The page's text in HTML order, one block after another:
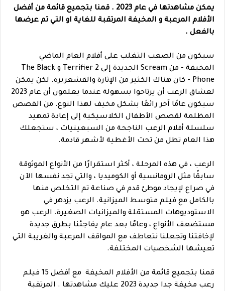
يمكن مشاهدتها في عام 2023 . قمنا بتجميع قائمة من أفضل
الأفلام المرعبة و المخيفة المرتقبة للغاية او التي تم عرضها
بالفعل .
سيكون من الصعب التغلب على أفلام العام الماضي
المخيفة - من Scream الجديدة إلى Terrifier 2 و The Black
Phone - كان هناك الكثير من الإثارة والقشعريرة. لكن يمكن
لعشاق الرعب أن يرتاحوا بسهولة عندما يعلمون أن عام 2023
سيكون عامًا آخر رائعًا بشكل مخيف لهذا النوع. من القصص
المظلمة لقصص الأطفال الكلاسيكية إلى إعادة تمهيد
سلسلة أفلام الرعب الناجحة من السبعينيات ، ستجعلك
هذا العام تطل من تحت الأغطية لأشهر قادمة.
الرعب ، في هذه المرحلة ، أكثر استقرارًا من الأنواع الموثوقة
سابقًا مثل الرومانسية أو الكوميديا ، والتي تجد نفسها الآن
في صراع لإيجاد موطئ قدم في صناعة تم التخلص منها
بالكامل مع فيلم متوسط الميزانية. الرعب يزدهر في
الاستوديوهات المستقلة والميزانيات الصغيرة. الرعب هو
مستضعف الأنواع ، وعامًا بعد عام يفاجئنا بطرق جديدة
لإخافتنا وتجعلنا نتعاطف مع المواقف المرعبة والغريبة التي
تعيشها الشخصيات المختلفة.
قمنا بتجميع قائمة من الأفلام المخيفة مع أفضل 15 فيلم
رعب مخيفة جدا جديدة 2023 عليك مشاهدتها . المرتقبة